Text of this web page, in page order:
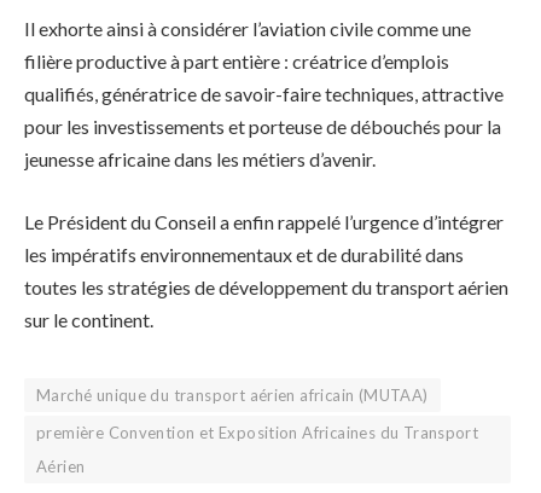
Il exhorte ainsi à considérer l’aviation civile comme une
filière productive à part entière : créatrice d’emplois
qualifiés, génératrice de savoir-faire techniques, attractive
pour les investissements et porteuse de débouchés pour la
jeunesse africaine dans les métiers d’avenir.
Le Président du Conseil a enfin rappelé l’urgence d’intégrer
les impératifs environnementaux et de durabilité dans
toutes les stratégies de développement du transport aérien
sur le continent.
Marché unique du transport aérien africain (MUTAA)
première Convention et Exposition Africaines du Transport
Aérien